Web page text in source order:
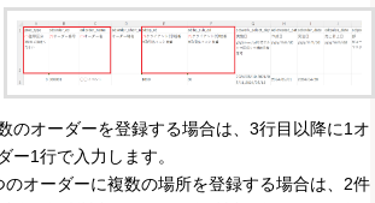
のオーダーを登録する場合は、3行目以降に1オ
ー1行で入力します。
のオーダーに複数の場所を登録する場合は、2件